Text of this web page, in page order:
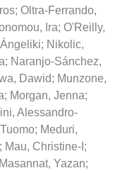
; Oltra-Ferrando,
Ira; O'Reilly,
; Nikolic,
; Naranjo-Sánchez,
Dawid; Munzone,
; Morgan, Jenna;
Alessandro-
; Meduri,
; Mau, Christine-I ;
Masannat, Yazan;